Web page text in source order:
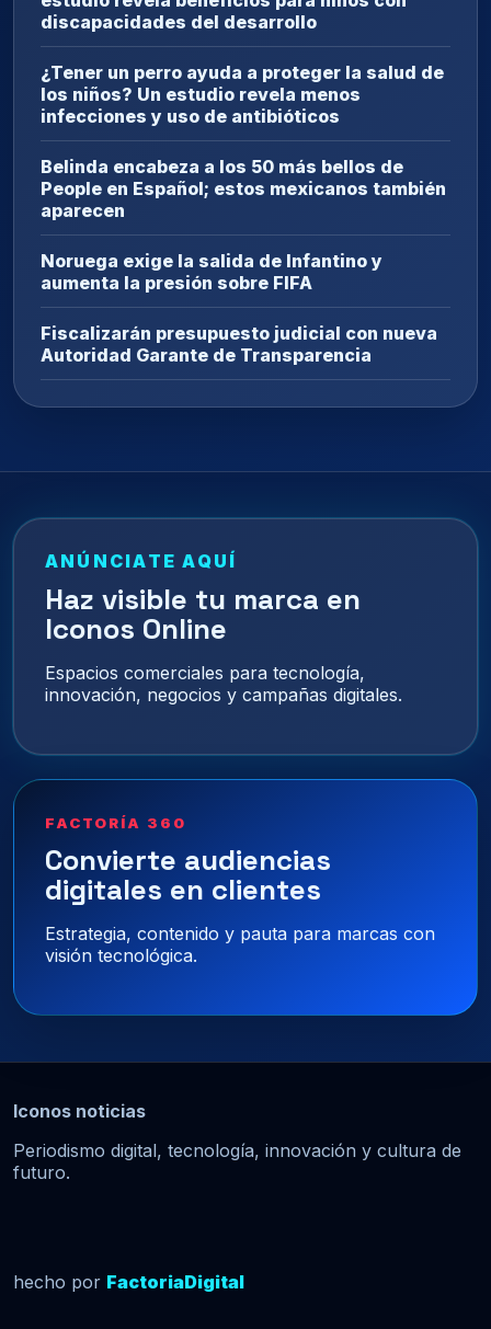
discapacidades del desarrollo
¿Tener un perro ayuda a proteger la salud de
los niños? Un estudio revela menos
infecciones y uso de antibióticos
Belinda encabeza a los 50 más bellos de
People en Español; estos mexicanos también
aparecen
Noruega exige la salida de Infantino y
aumenta la presión sobre FIFA
Fiscalizarán presupuesto judicial con nueva
Autoridad Garante de Transparencia
ANÚNCIATE AQUÍ
Haz visible tu marca en
Iconos Online
Espacios comerciales para tecnología,
innovación, negocios y campañas digitales.
FACTORÍA 360
Convierte audiencias
digitales en clientes
Estrategia, contenido y pauta para marcas con
visión tecnológica.
Iconos noticias
Periodismo digital, tecnología, innovación y cultura de
futuro.
hecho por FactoriaDigital